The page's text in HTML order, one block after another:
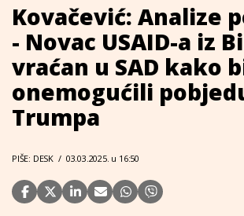
Kovačević: Analize
- Novac USAID-a iz
vraćan u SAD kako
onemogućili
Trumpa
PIŠE: DESK / 03.03.2025. u 16:50